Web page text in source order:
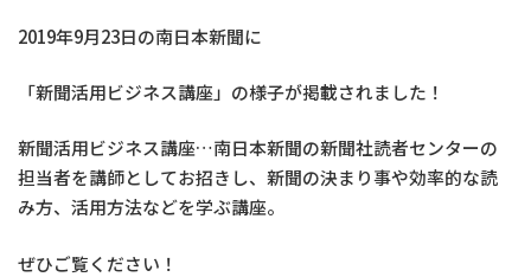
2019年9月23日の南日本新聞に
「新聞活用ビジネス講座」の様子が掲載されました！
新聞活用ビジネス講座…南日本新聞の新聞社読者センターの
担当者を講師としてお招きし、新聞の決まり事や効率的な読
み方、活用方法などを学ぶ講座。
ぜひご覧ください！